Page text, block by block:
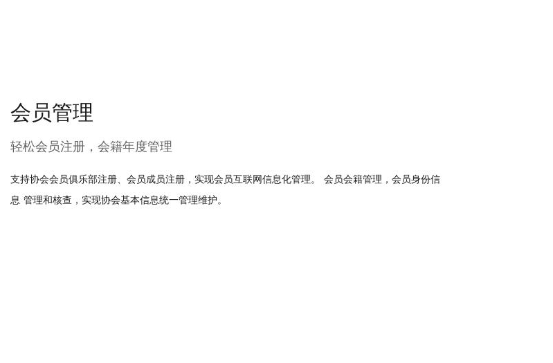
会员管理
轻松会员注册，会籍年度管理
支持协会会员俱乐部注册、会员成员注册，实现会员互联网信息化管理。 会员会籍管理，会员身份信
息 管理和核查，实现协会基本信息统一管理维护。